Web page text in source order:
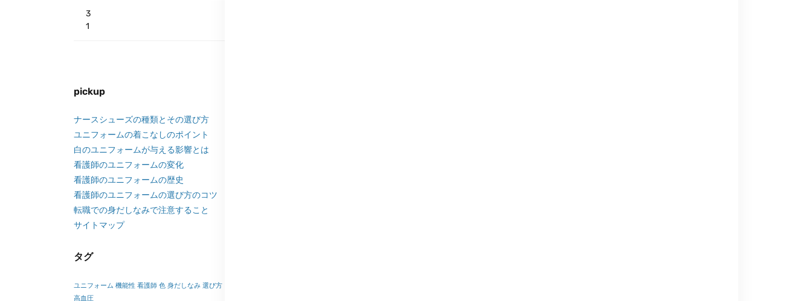
3
1
pickup
ナースシューズの種類とその選び方
ユニフォームの着こなしのポイント
白のユニフォームが与える影響とは
看護師のユニフォームの変化
看護師のユニフォームの歴史
看護師のユニフォームの選び方のコツ
転職での身だしなみで注意すること
サイトマップ
タグ
ユニフォーム 機能性 看護師 色 身だしなみ 選び方
高血圧